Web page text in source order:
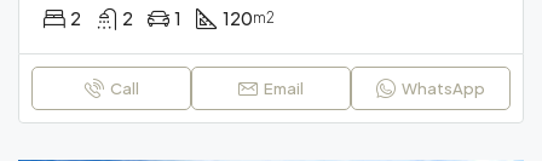
2 2 1 120m2
Call Email WhatsApp